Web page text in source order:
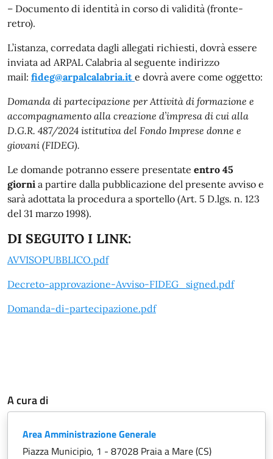
– Documento di identità in corso di validità (fronte-
retro).
L’istanza, corredata dagli allegati richiesti, dovrà essere
inviata ad ARPAL Calabria al seguente indirizzo
mail: fideg@arpalcalabria.it e dovrà avere come oggetto:
Domanda di partecipazione per Attività di formazione e
accompagnamento alla creazione d’impresa di cui alla
D.G.R. 487/2024 istitutiva del Fondo Imprese donne e
giovani (FIDEG).
Le domande potranno essere presentate entro 45
giorni a partire dalla pubblicazione del presente avviso e
sarà adottata la procedura a sportello (Art. 5 D.lgs. n. 123
del 31 marzo 1998).
DI SEGUITO I LINK:
AVVISOPUBBLICO.pdf
Decreto-approvazione-Avviso-FIDEG_signed.pdf
Domanda-di-partecipazione.pdf
A cura di
Area Amministrazione Generale
Piazza Municipio, 1 - 87028 Praia a Mare (CS)